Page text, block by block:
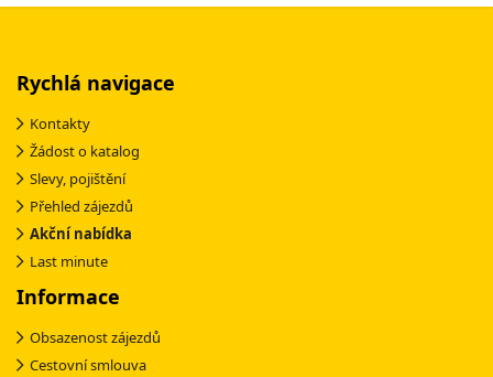
Rychlá navigace
Kontakty
Žádost o katalog
Slevy, pojištění
Přehled zájezdů
Akční nabídka
Last minute
Informace
Obsazenost zájezdů
Cestovní smlouva